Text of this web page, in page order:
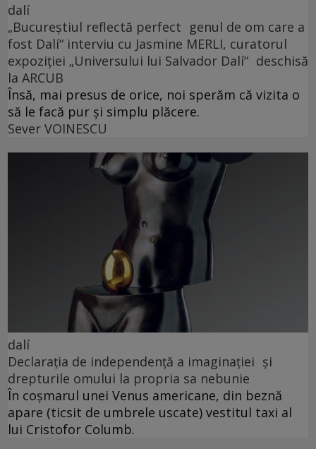
dalí
„Bucureștiul reflectă perfect genul de om care a
fost Dalí“ interviu cu Jasmine MERLI, curatorul
expoziției „Universului lui Salvador Dalí“ deschisă
la ARCUB
Însă, mai presus de orice, noi sperăm că vizita o
să le facă pur și simplu plăcere.
Sever VOINESCU
dalí
Declarația de independență a imaginației și
drepturile omului la propria sa nebunie
În coșmarul unei Venus americane, din beznă
apare (ticsit de umbrele uscate) vestitul taxi al
lui Cristofor Columb.